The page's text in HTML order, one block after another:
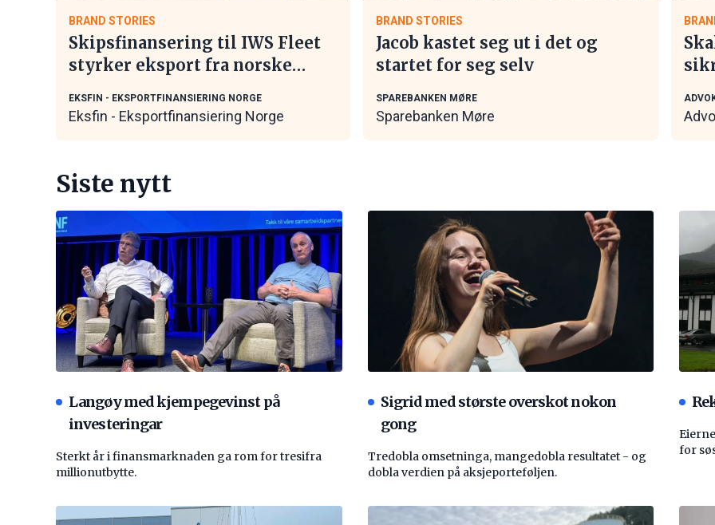
BRAND STORIES
Skipsfinansering til IWS Fleet
styrker eksport fra norske
EKSFIN - EKSPORTFINANSIERING NORGE
Eksfin - Eksportfinansiering Norge
BRAND STORIES
Jacob kastet seg ut i det og
startet for seg selv
SPAREBANKEN MØRE
Sparebanken Møre
Siste nytt
Langøy med kjempegevinst på
investeringar
Sterkt år i finansmarknaden ga rom for tresifra
millionutbytte.
Sigrid med største overskot nokon
gong
Tredobla omsetninga, mangedobla resultatet - og
dobla verdien på aksjeporteføljen.
for